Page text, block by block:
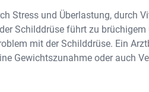
Stress und Überlastung, durch
Schilddrüse führt zu
mit der Schilddrüse. Ein
Gewichtszunahme oder auch